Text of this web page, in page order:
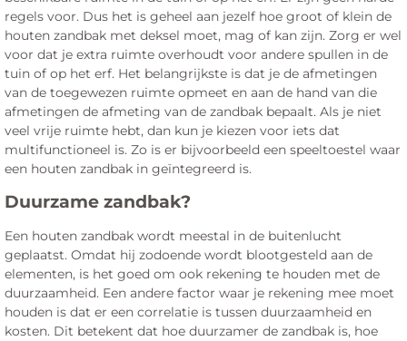
regels voor. Dus het is geheel aan jezelf hoe groot of klein de
houten zandbak met deksel moet, mag of kan zijn. Zorg er wel
voor dat je extra ruimte overhoudt voor andere spullen in de
tuin of op het erf. Het belangrijkste is dat je de afmetingen
van de toegewezen ruimte opmeet en aan de hand van die
afmetingen de afmeting van de zandbak bepaalt. Als je niet
veel vrije ruimte hebt, dan kun je kiezen voor iets dat
multifunctioneel is. Zo is er bijvoorbeeld een speeltoestel waar
een houten zandbak in geïntegreerd is.
Duurzame zandbak?
Een houten zandbak wordt meestal in de buitenlucht
geplaatst. Omdat hij zodoende wordt blootgesteld aan de
elementen, is het goed om ook rekening te houden met de
duurzaamheid. Een andere factor waar je rekening mee moet
houden is dat er een correlatie is tussen duurzaamheid en
kosten. Dit betekent dat hoe duurzamer de zandbak is, hoe